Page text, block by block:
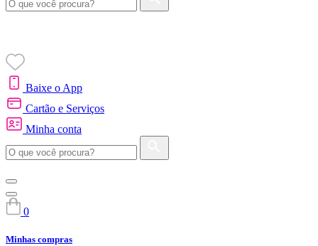
Baixe o App
Cartão e Serviços
Minha conta
0
Minhas compras